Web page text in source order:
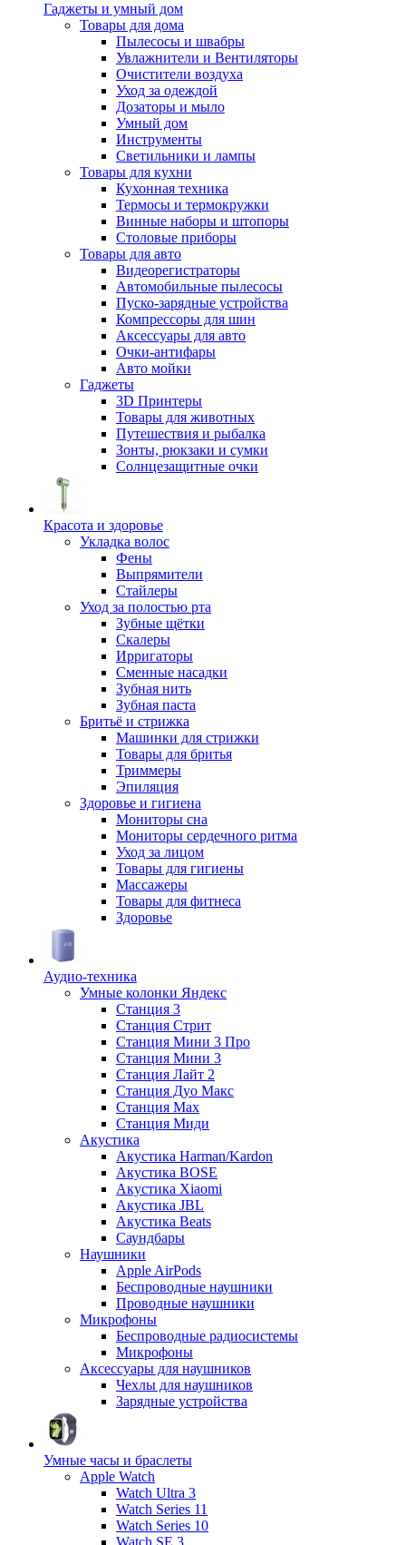
Гаджеты и умный дом
Товары для дома
Пылесосы и швабры
Увлажнители и Вентиляторы
Очистители воздуха
Уход за одеждой
Дозаторы и мыло
Умный дом
Инструменты
Светильники и лампы
Товары для кухни
Кухонная техника
Термосы и термокружки
Винные наборы и штопоры
Столовые приборы
Товары для авто
Видеорегистраторы
Автомобильные пылесосы
Пуско-зарядные устройства
Компрессоры для шин
Аксессуары для авто
Очки-антифары
Авто мойки
Гаджеты
3D Принтеры
Товары для животных
Путешествия и рыбалка
Зонты, рюкзаки и сумки
Солнцезащитные очки
Красота и здоровье
Укладка волос
Фены
Выпрямители
Стайлеры
Уход за полостью рта
Зубные щётки
Скалеры
Ирригаторы
Сменные насадки
Зубная нить
Зубная паста
Бритьё и стрижка
Машинки для стрижки
Товары для бритья
Триммеры
Эпиляция
Здоровье и гигиена
Мониторы сна
Мониторы сердечного ритма
Уход за лицом
Товары для гигиены
Массажеры
Товары для фитнеса
Здоровье
Аудио-техника
Умные колонки Яндекс
Станция 3
Станция Стрит
Станция Мини 3 Про
Станция Мини 3
Станция Лайт 2
Станция Дуо Макс
Станция Max
Станция Миди
Акустика
Акустика Harman/Kardon
Акустика BOSE
Акустика Xiaomi
Акустика JBL
Акустика Beats
Саундбары
Наушники
Apple AirPods
Беспроводные наушники
Проводные наушники
Микрофоны
Беспроводные радиосистемы
Микрофоны
Аксессуары для наушников
Чехлы для наушников
Зарядные устройства
Умные часы и браслеты
Apple Watch
Watch Ultra 3
Watch Series 11
Watch Series 10
Watch SE 3